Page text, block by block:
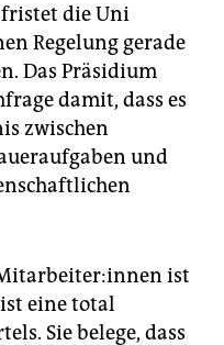
die Uni
Regelung gerade
Das Präsidium
damit, dass es
zwischen
und
ist
eine total
Sie belege, dass